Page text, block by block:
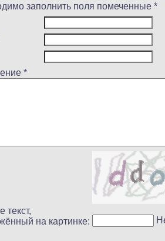
заполнить поля помеченные *
*
текст,
на картинке: